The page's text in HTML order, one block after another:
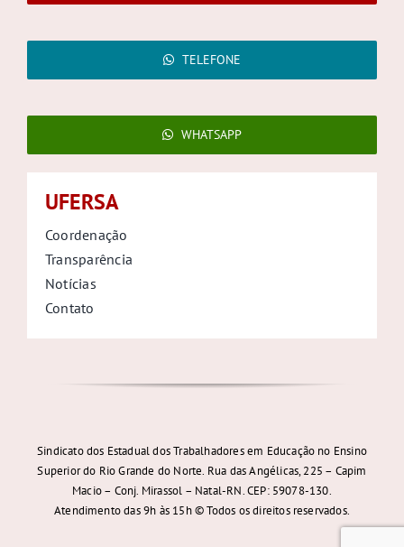
TELEFONE
WHATSAPP
UFERSA
Coordenação
Transparência
Notícias
Contato
Sindicato dos Estadual dos Trabalhadores em Educação no Ensino
Superior do Rio Grande do Norte. Rua das Angélicas, 225 – Capim
Macio – Conj. Mirassol – Natal-RN. CEP: 59078-130.
Atendimento das 9h às 15h © Todos os direitos reservados.